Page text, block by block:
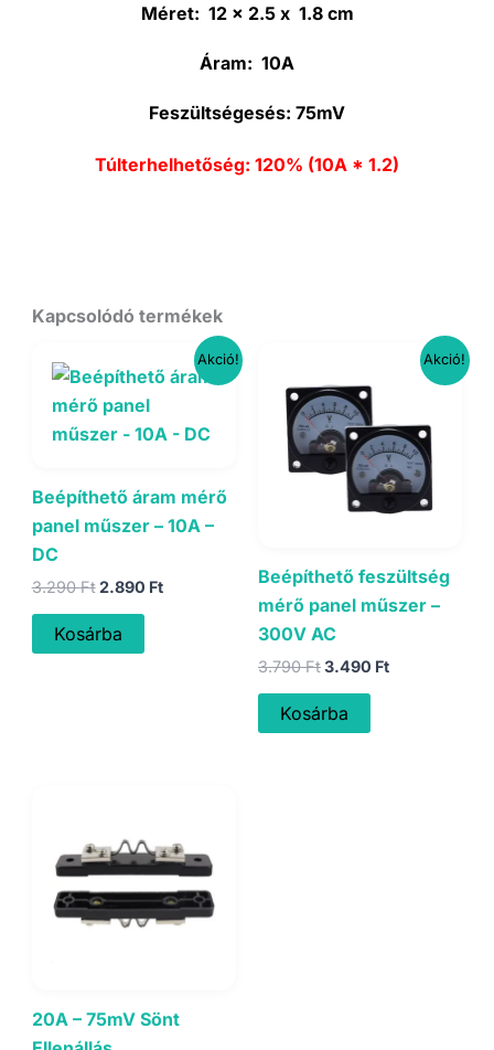
Méret: 12 x 2.5 x 1.8 cm
Áram: 10A
Feszültségesés: 75mV
Túlterhelhetőség: 120% (10A * 1.2)
Kapcsolódó termékek
Akció!
Beépíthető áram mérő
panel műszer – 10A –
DC
3.290FtOriginal
was:
3.290 Ft.
2.890 FtCurrent
Kosárba
Akció!
Beépíthető feszültség
mérő panel műszer –
300V AC
3.790FtOriginal
was:
3.790 Ft.
3.490 FtCurrent
Kosárba
20A – 75mV Sönt